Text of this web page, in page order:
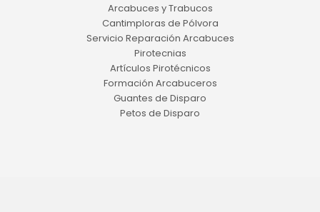
Arcabuces y Trabucos
Cantimploras de Pólvora
Servicio Reparación Arcabuces
Pirotecnias
Artículos Pirotécnicos
Formación Arcabuceros
Guantes de Disparo
Petos de Disparo